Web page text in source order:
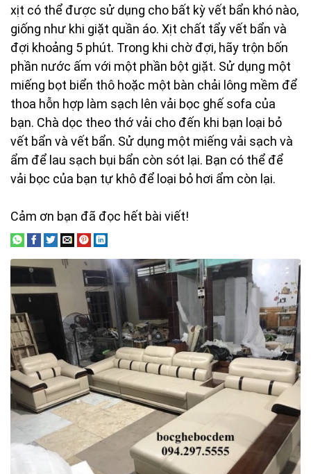
xịt có thể được sử dụng cho bất kỳ vết bẩn khó nào,
giống như khi giặt quần áo. Xịt chất tẩy vết bẩn và
đợi khoảng 5 phút. Trong khi chờ đợi, hãy trộn bốn
phần nước ấm với một phần bột giặt. Sử dụng một
miếng bọt biển thô hoặc một bàn chải lông mềm để
thoa hỗn hợp làm sạch lên vải bọc ghế sofa của
bạn. Chà dọc theo thớ vải cho đến khi bạn loại bỏ
vết bẩn và vết bẩn. Sử dụng một miếng vải sạch và
ẩm để lau sạch bụi bẩn còn sót lại. Bạn có thể để
vải bọc của bạn tự khô để loại bỏ hơi ẩm còn lại.
Cảm ơn bạn đã đọc hết bài viết!